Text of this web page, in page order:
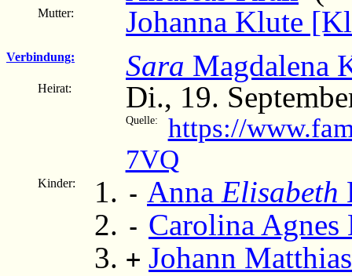
Mutter: Johanna Klute
Verbindung: Sara Magdalena
Heirat: Di., 19.
Quelle:
https://
7VQ
Kinder: - Anna Elisabeth
- Carolina
+ Johann